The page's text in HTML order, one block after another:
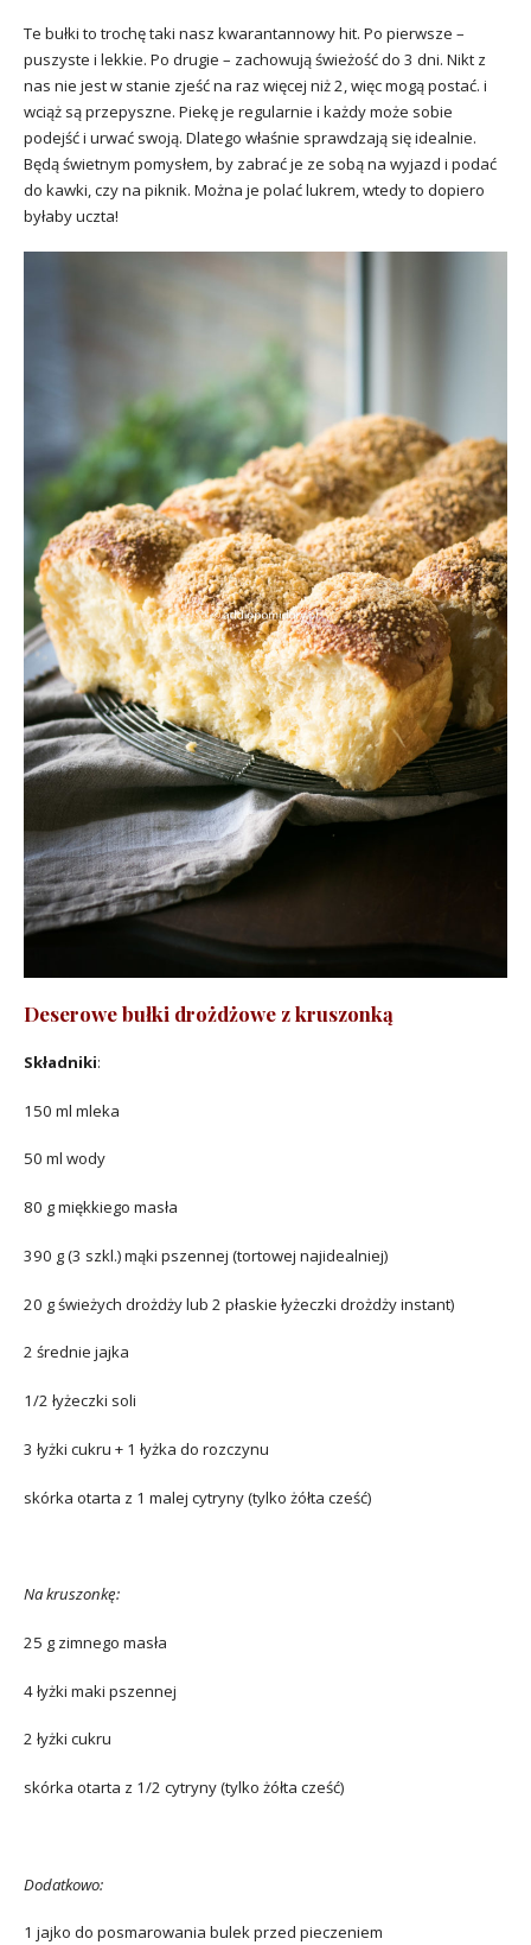
Te bułki to trochę taki nasz kwarantannowy hit. Po pierwsze –
puszyste i lekkie. Po drugie – zachowują świeżość do 3 dni. Nikt z
nas nie jest w stanie zjeść na raz więcej niż 2, więc mogą postać. i
wciąż są przepyszne. Piekę je regularnie i każdy może sobie
podejść i urwać swoją. Dlatego właśnie sprawdzają się idealnie.
Będą świetnym pomysłem, by zabrać je ze sobą na wyjazd i podać
do kawki, czy na piknik. Można je polać lukrem, wtedy to dopiero
byłaby uczta!
Deserowe bułki drożdżowe z kruszonką
Składniki:
150 ml mleka
50 ml wody
80 g miękkiego masła
390 g (3 szkl.) mąki pszennej (tortowej najidealniej)
20 g świeżych drożdży lub 2 płaskie łyżeczki drożdży instant)
2 średnie jajka
1/2 łyżeczki soli
3 łyżki cukru + 1 łyżka do rozczynu
skórka otarta z 1 malej cytryny (tylko żółta cześć)
Na kruszonkę:
25 g zimnego masła
4 łyżki maki pszennej
2 łyżki cukru
skórka otarta z 1/2 cytryny (tylko żółta cześć)
Dodatkowo:
1 jajko do posmarowania bulek przed pieczeniem